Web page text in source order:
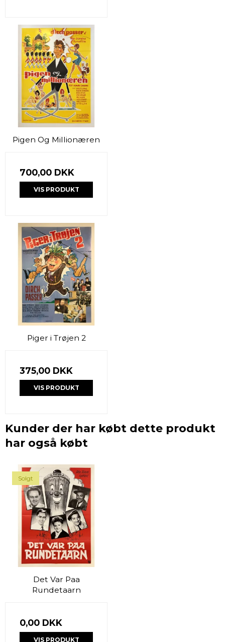
Pigen Og Millionæren
700,00 DKK
VIS PRODUKT
Piger i Trøjen 2
375,00 DKK
VIS PRODUKT
Kunder der har købt dette produkt
har også købt
Solgt
Det Var Paa
Rundetaarn
0,00 DKK
VIS PRODUKT